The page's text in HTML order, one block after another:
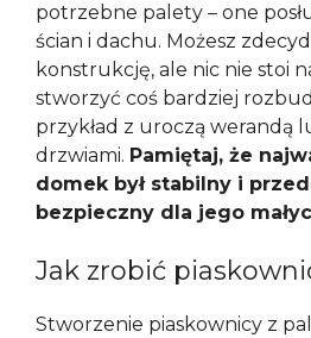
potrzebne palety – one
ścian i dachu. Możesz
konstrukcję, ale nic nie stoi
stworzyć coś bardziej
przykład z uroczą werandą
drzwiami. Pamiętaj, że
domek był stabilny i
bezpieczny dla jego
Jak zrobić
Stworzenie piaskownicy z